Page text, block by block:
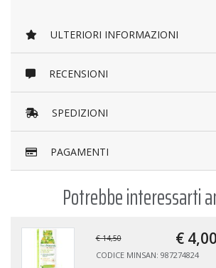
ULTERIORI INFORMAZIONI
RECENSIONI
SPEDIZIONI
PAGAMENTI
Potrebbe interessarti
€ 14,50 € 4,00
CODICE MINSAN: 987274824